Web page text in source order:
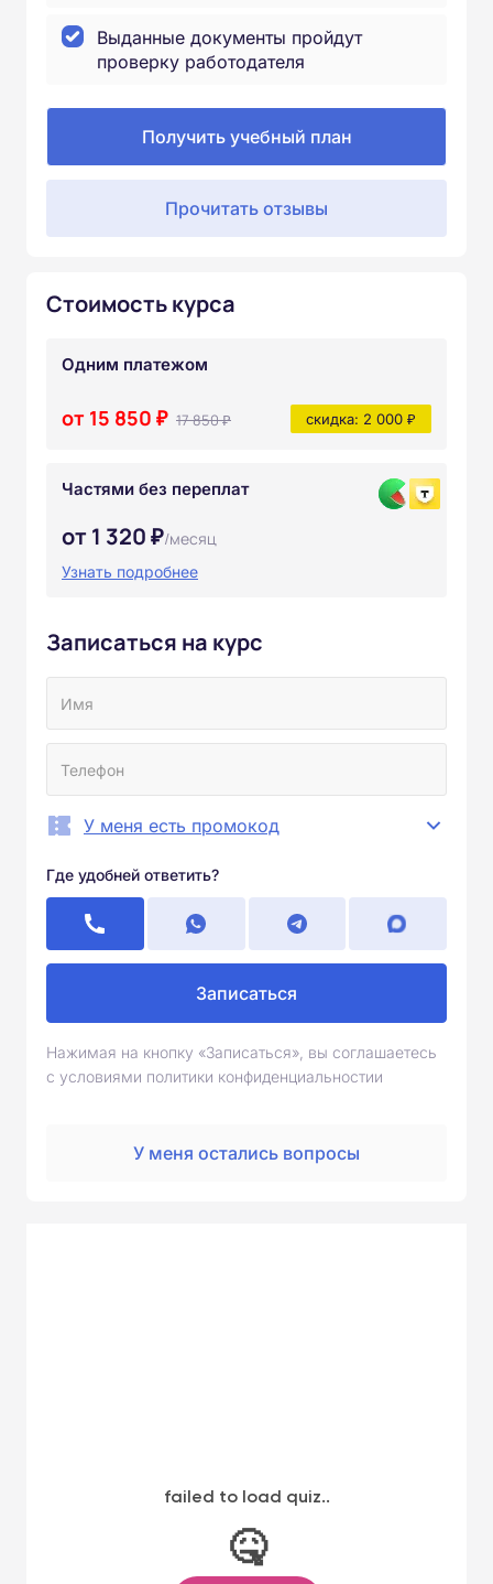
Выданные документы пройдут
проверку работодателя
Получить учебный план
Прочитать отзывы
Стоимость курса
Одним платежом
от 15 850 ₽ 17 850 ₽ скидка: 2 000 ₽
Частями без переплат
от 1 320 ₽/месяц
Узнать подробнее
Записаться на курс
У меня есть промокод
Где удобней ответить?
Записаться
Нажимая на кнопку «Записаться», вы соглашаетесь
с условиями политики конфиденциальностии
У меня остались вопросы